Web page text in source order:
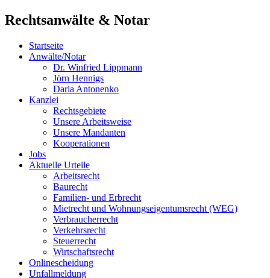
Rechtsanwälte & Notar
Startseite
Anwälte/Notar
Dr. Winfried Lippmann
Jörn Hennigs
Daria Antonenko
Kanzlei
Rechtsgebiete
Unsere Arbeitsweise
Unsere Mandanten
Kooperationen
Jobs
Aktuelle Urteile
Arbeitsrecht
Baurecht
Familien- und Erbrecht
Mietrecht und Wohnungseigentumsrecht (WEG)
Verbraucherrecht
Verkehrsrecht
Steuerrecht
Wirtschaftsrecht
Onlinescheidung
Unfallmeldung